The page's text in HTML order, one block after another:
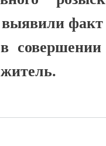
факт
совершении